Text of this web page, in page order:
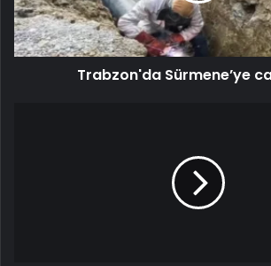
Trabzon'da Sürmene’ye